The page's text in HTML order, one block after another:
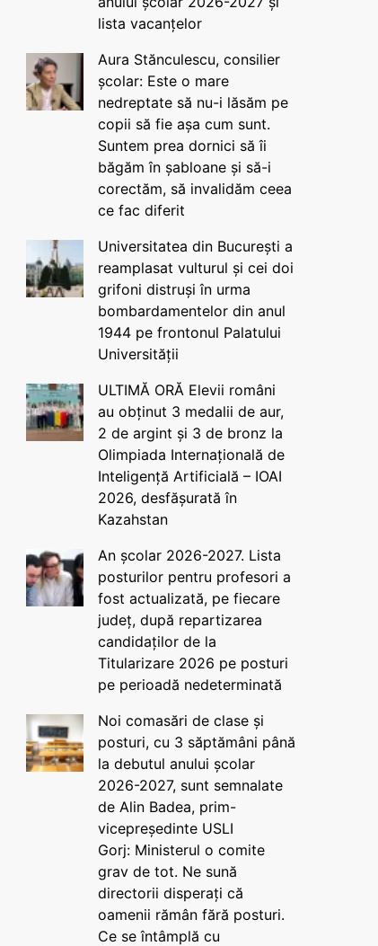
lista vacanțelor
Aura Stănculescu, consilier
școlar: Este o mare
nedreptate să nu-i lăsăm pe
copii să fie așa cum sunt.
Suntem prea dornici să îi
băgăm în șabloane și să-i
corectăm, să invalidăm ceea
ce fac diferit
Universitatea din București a
reamplasat vulturul și cei doi
grifoni distruși în urma
bombardamentelor din anul
1944 pe frontonul Palatului
Universității
ULTIMĂ ORĂ Elevii români
au obținut 3 medalii de aur,
2 de argint și 3 de bronz la
Olimpiada Internațională de
Inteligență Artificială – IOAI
2026, desfășurată în
Kazahstan
An școlar 2026-2027. Lista
posturilor pentru profesori a
fost actualizată, pe fiecare
județ, după repartizarea
candidaților de la
Titularizare 2026 pe posturi
pe perioadă nedeterminată
Noi comasări de clase și
posturi, cu 3 săptămâni până
la debutul anului școlar
2026-2027, sunt semnalate
de Alin Badea, prim-
vicepreședinte USLI
Gorj: Ministerul o comite
grav de tot. Ne sună
directorii disperați că
oamenii rămân fără posturi.
Ce se întâmplă cu